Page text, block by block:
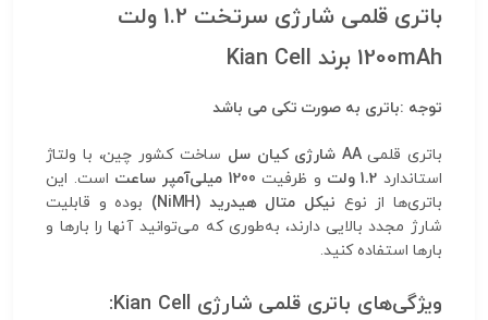
باتری قلمی شارژی سرتخت 1.2 ولت
1200mAh برند Kian Cell
توجه :باتری به صورت تکی می باشد
باتری قلمیAA شارژی کیان سل
ساخت کشور چین، با ولتاژ
استاندارد 1.2 ولت و ظرفیت 1200 میلی‌آمپر ساعت
است. این
باتری‌ها از نوع نیکل متال هیدرید (NiMH)
بوده و قابلیت
شارژ مجدد بالایی دارند، به‌طوری که می‌توانید آنها را بارها و
بارها استفاده کنید.
ویژگی‌های باتری قلمی شارژی Kian Cell: